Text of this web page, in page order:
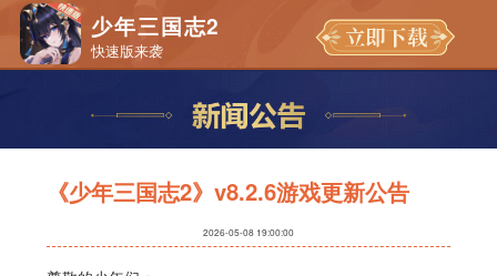
少年三国志2
快速版来袭
《少年三国志2》v8.2.6游戏更新公告
2026-05-08 19:00:00